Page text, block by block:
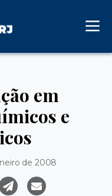
em
e
de 2008